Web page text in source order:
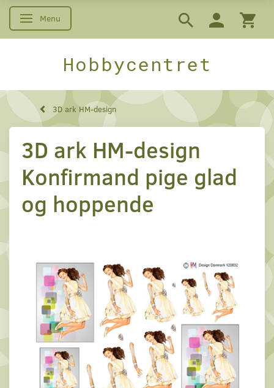
Skifte navigation
Menu
Hobbycentret
3D ark HM-design
3D ark HM-design
Konfirmand pige glad
og hoppende